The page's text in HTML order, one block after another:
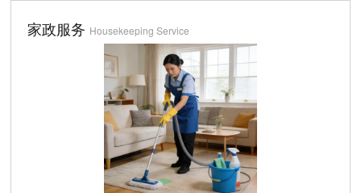
家政服务 Housekeeping Service